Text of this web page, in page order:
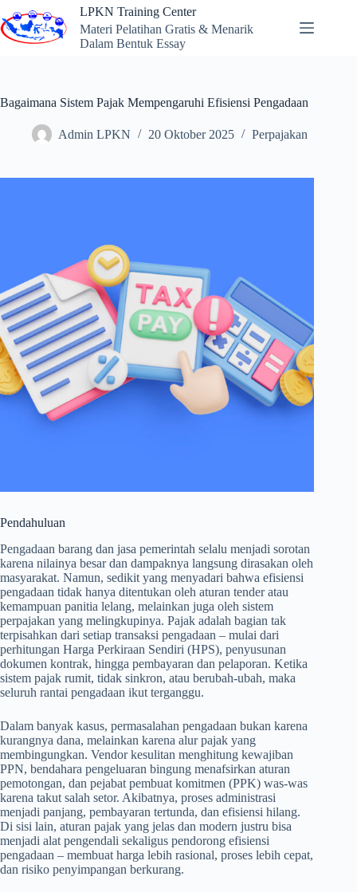
to
content
LPKN Training Center
Materi Pelatihan Gratis & Menarik
Dalam Bentuk Essay
Bagaimana Sistem Pajak Mempengaruhi Efisiensi Pengadaan
Admin LPKN 20 Oktober 2025 Perpajakan
Pendahuluan
Pengadaan barang dan jasa pemerintah selalu menjadi sorotan
karena nilainya besar dan dampaknya langsung dirasakan oleh
masyarakat. Namun, sedikit yang menyadari bahwa efisiensi
pengadaan tidak hanya ditentukan oleh aturan tender atau
kemampuan panitia lelang, melainkan juga oleh sistem
perpajakan yang melingkupinya. Pajak adalah bagian tak
terpisahkan dari setiap transaksi pengadaan – mulai dari
perhitungan Harga Perkiraan Sendiri (HPS), penyusunan
dokumen kontrak, hingga pembayaran dan pelaporan. Ketika
sistem pajak rumit, tidak sinkron, atau berubah-ubah, maka
seluruh rantai pengadaan ikut terganggu.
Dalam banyak kasus, permasalahan pengadaan bukan karena
kurangnya dana, melainkan karena alur pajak yang
membingungkan. Vendor kesulitan menghitung kewajiban
PPN, bendahara pengeluaran bingung menafsirkan aturan
pemotongan, dan pejabat pembuat komitmen (PPK) was-was
karena takut salah setor. Akibatnya, proses administrasi
menjadi panjang, pembayaran tertunda, dan efisiensi hilang.
Di sisi lain, aturan pajak yang jelas dan modern justru bisa
menjadi alat pengendali sekaligus pendorong efisiensi
pengadaan – membuat harga lebih rasional, proses lebih cepat,
dan risiko penyimpangan berkurang.